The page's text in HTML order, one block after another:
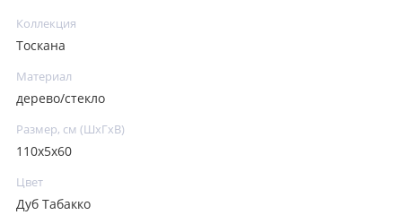
Коллекция
Тоскана
Материал
дерево/стекло
Размер, см (ШхГхВ)
110х5х60
Цвет
Дуб Табакко